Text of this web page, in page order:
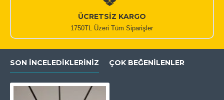
ÜCRETSİZ KARGO
1750TL Üzeri Tüm Siparişler
SON İNCELEDIKLERINIZ ÇOK BEĞENILENLER